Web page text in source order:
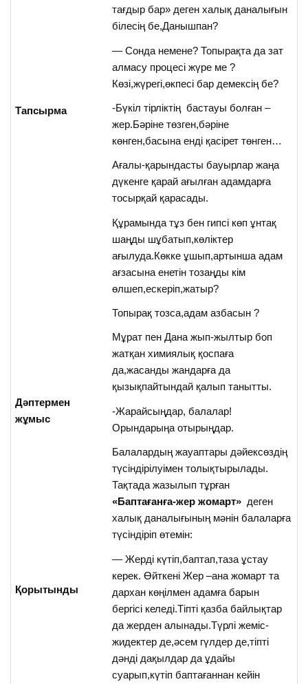
Тапсырма
Дәптермен
жұмыс
Қорытынды
тағдыр бар» деген халық даналығын
білесің бе,Данышпан?
— Сонда немене? Топырақта да зат
алмасу процесі жүре ме ?
Көзі,жүрегі,өкпесі бар демексің бе?
-Бүкіл тірліктің бастауы болған –
жер.Бәріне төзген,бәріне
көнген,басына енді қасірет төнген…
Ағалы-қарындасты бауырлар жаңа
дүкенге қарай ағылған адамдарға
тосырқай қарасады.
Құрамында тұз бен гипсі көп ұнтақ
шаңды шұбатып,көліктер
ағылуда.Көкке ұшып,артынша адам
ағзасына енетін тозаңды кім
өлшеп,ескеріп,жатыр?
Топырақ тозса,адам азбасын ?
Мұрат пен Дана жып-жылтыр боп
жатқан химиялық қоспаға
да,жасанды жандарға да
қызықпайтындай қалып танытты.
-Жарайсыңдар, балалар!
Орындарыңа отырыңдар.
Балалардың жауаптары дәйексөздің
түсіндірілуімен толықтырылады.
Тақтада жазылып тұрған
«Баптағанға-жер жомарт» деген
халық даналығының мәнін балаларға
түсіндіріп өтемін:
— Жерді күтіп,баптап,таза ұстау
керек. Өйткені Жер –ана жомарт та
дархан көңілмен адамға барын
бергісі келеді.Тіпті қазба байлықтар
да жерден алынады.Түрлі жеміс-
жидектер де,әсем гүлдер де,тіпті
дәнді дақылдар да ұдайы
суарып,күтіп баптағаннан кейін